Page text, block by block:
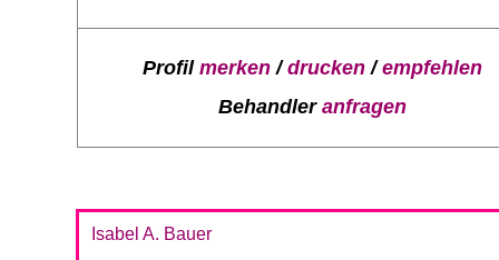
Profil merken/drucken/empfehlen
Behandler anfragen
Isabel A. Bauer